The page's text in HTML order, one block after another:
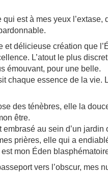
qui est à mes yeux l’extase,
et délicieuse création que
L’atout le plus
émouvant, pour une belle.
chaque essence de la vie.
des ténèbres, elle la
être.
embrasé au sein d’un jardin
prières, elle qui a
mon Éden
vers l’obscur, mes